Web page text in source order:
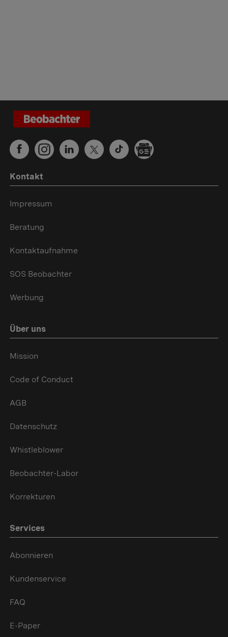
Kontakt
Impressum
Beratung
Kontaktaufnahme
SOS Beobachter
Werbung
Über uns
Mission
Code of Conduct
AGB
Datenschutz
Whistleblower
Beobachter-Labor
Korrekturen
Services
Abonnieren
Kundenservice
FAQ
E-Paper